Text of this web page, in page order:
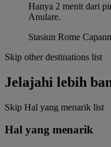
Hanya 2 menit dari
Anulare.
Stasiun Rome
Skip other destinations list
Jelajahi lebih
Skip Hal yang menarik list
Hal yang menarik